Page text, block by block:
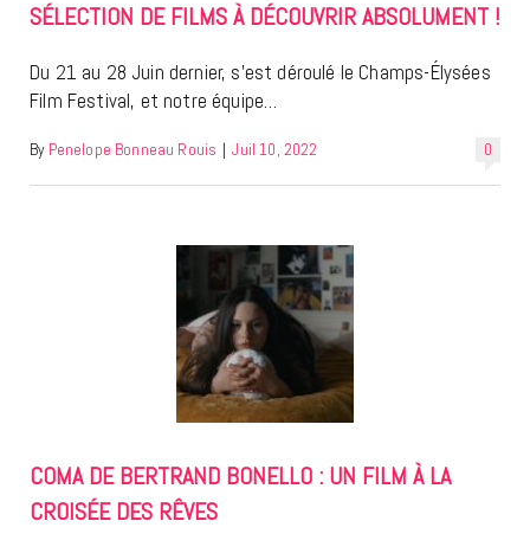
SÉLECTION DE FILMS À DÉCOUVRIR ABSOLUMENT !
Du 21 au 28 Juin dernier, s’est déroulé le Champs-Élysées
Film Festival, et notre équipe…
0
By Penelope Bonneau Rouis | Juil 10, 2022
COMA DE BERTRAND BONELLO : UN FILM À LA
CROISÉE DES RÊVES